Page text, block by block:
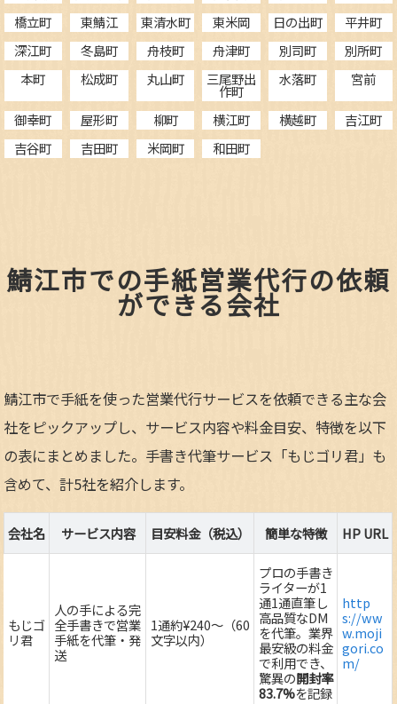
橋立町
東鯖江 東清水町 東米岡 日の出町
平井町
深江町
冬島町 舟枝町 舟津町 別司町
別所町
本町
松成町 丸山町 三尾野出
作町
水落町 宮前
御幸町 屋形町 柳町 横江町 横越町
吉江町
吉谷町
吉田町 米岡町 和田町
鯖江市での手紙営業代行の依頼
ができる会社
鯖江市で手紙を使った営業代行サービスを依頼できる主な会
社をピックアップし、サービス内容や料金目安、特徴を以下
の表にまとめました。手書き代筆サービス「もじゴリ君」も
含めて、計5社を紹介します。
会社名 サービス内容 目安料金（税込） 簡単な特徴 HP URL
もじゴ
リ君
人の手による完
全手書きで営業
手紙を代筆・発
送
1通約¥240～（60
文字以内）
プロの手書き
ライターが1
通1通直筆し
高品質なDM
を代筆。業界
最安級の料金
で利用でき、
驚異の開封率
83.7%を記録
http
s://ww
w.moji
gori.co
m/